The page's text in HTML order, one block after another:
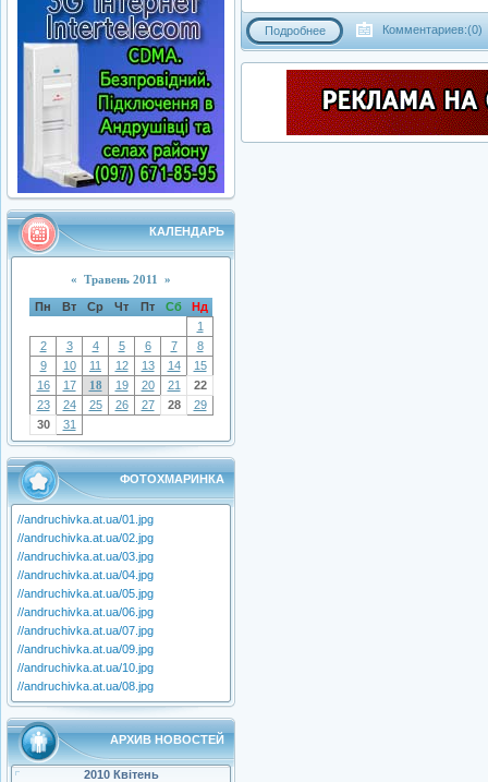
КАЛЕНДАРЬ
« Травень 2011 »
Пн Вт Ср Чт Пт Сб
Нд
1
2
3 4 5 6 7
8
9
10 11 12 13 14
15
16
17 18 19 20 21
22
23
24 25 26 27 28
29
30
31
ФОТОХМАРИНКА
//andruchivka.at.ua/01.jpg
//andruchivka.at.ua/02.jpg
//andruchivka.at.ua/03.jpg
//andruchivka.at.ua/04.jpg
//andruchivka.at.ua/05.jpg
//andruchivka.at.ua/06.jpg
//andruchivka.at.ua/07.jpg
//andruchivka.at.ua/09.jpg
//andruchivka.at.ua/10.jpg
//andruchivka.at.ua/08.jpg
АРХИВ НОВОСТЕЙ
2010 Квітень
Подробнее Комментариев:(0)